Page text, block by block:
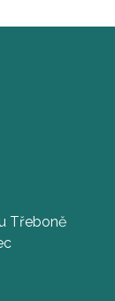
Třeboně